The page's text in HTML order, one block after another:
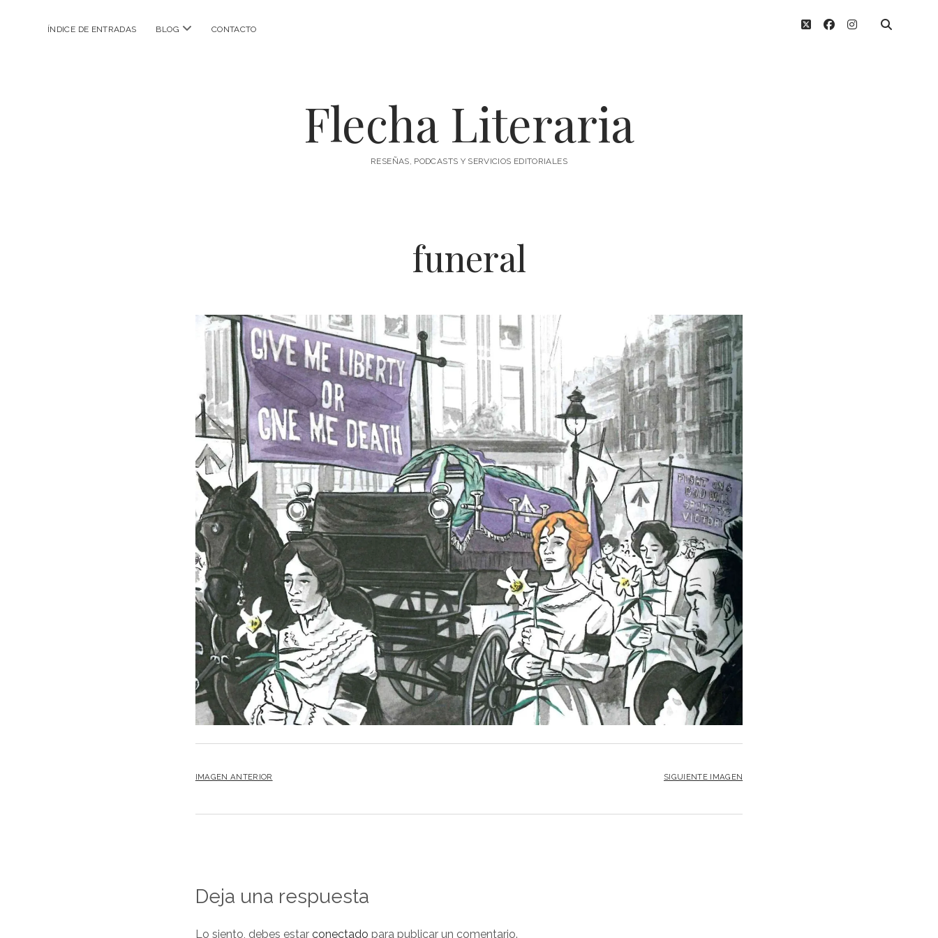
ÍNDICE DE ENTRADAS BLOG abrir
CONTACTO twitterfacebook
instagram
Flecha Literaria
RESEÑAS, PODCASTS Y SERVICIOS EDITORIALES
funeral
IMAGEN ANTERIOR SIGUIENTE IMAGEN
Deja una respuesta
Lo siento, debes estar conectado para publicar un comentario.